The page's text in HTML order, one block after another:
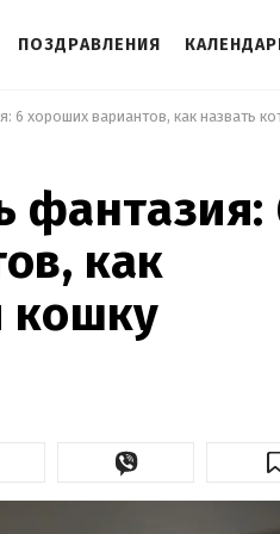
ПОЗДРАВЛЕНИЯ
фантазия:
как
кошку